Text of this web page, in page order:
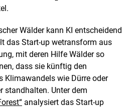
Wälder kann KI entscheidend
das Start-up wetransform aus
mit deren Hilfe Wälder so
dass sie künftig den
Klimawandels wie Dürre oder
standhalten. Unter dem
analysiert das Start-up